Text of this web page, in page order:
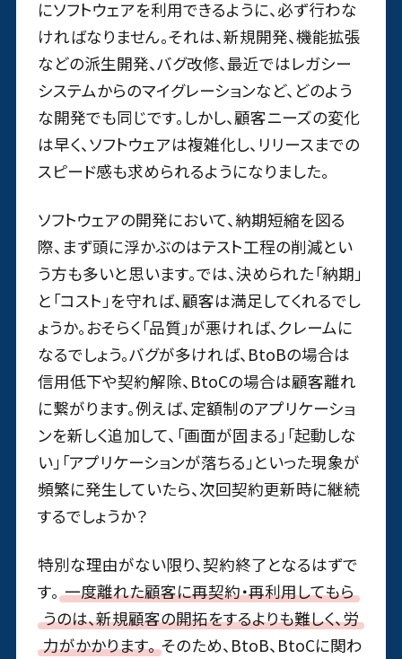
にソフトウェアを利用できるように、必ず行わな
ければなりません。それは、新規開発、機能拡張
などの派生開発、バグ改修、最近ではレガシー
システムからのマイグレーションなど、どのよう
な開発でも同じです。しかし、顧客ニーズの変化
は早く、ソフトウェアは複雑化し、リリースまでの
スピード感も求められるようになりました。
ソフトウェアの開発において、納期短縮を図る
際、まず頭に浮かぶのはテスト工程の削減とい
う方も多いと思います。では、決められた「納期」
と「コスト」を守れば、顧客は満足してくれるでし
ょうか。おそらく「品質」が悪ければ、クレームに
なるでしょう。バグが多ければ、BtoBの場合は
信用低下や契約解除、BtoCの場合は顧客離れ
に繋がります。例えば、定額制のアプリケーショ
ンを新しく追加して、「画面が固まる」「起動しな
い」「アプリケーションが落ちる」といった現象が
頻繁に発生していたら、次回契約更新時に継続
するでしょうか？
特別な理由がない限り、契約終了となるはずで
す。 一度離れた顧客に再契約・再利用してもら
うのは、新規顧客の開拓をするよりも難しく、労
力がかかります。 そのため、BtoB、BtoCに関わ